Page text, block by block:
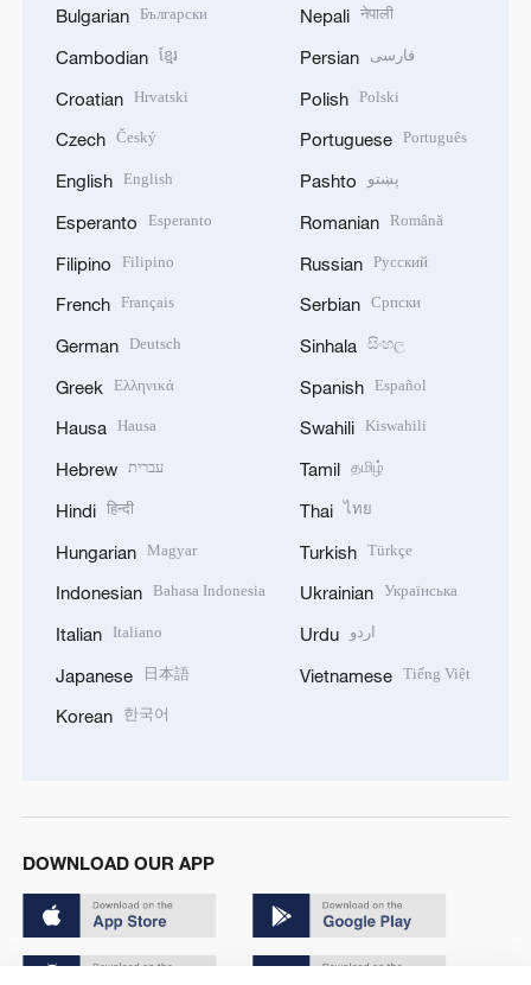
Bulgarian Български
Cambodian ខ្មែរ
Croatian Hrvatski
Czech Český
English English
Esperanto Esperanto
Filipino Filipino
French Français
German Deutsch
Greek Ελληνικά
Hausa Hausa
Hebrew עברית
Hindi हिन्दी
Hungarian Magyar
Indonesian Bahasa Indonesia
Italian Italiano
Japanese 日本語
Korean 한국어
Nepali नेपाली
Persian فارسی
Polish Polski
Portuguese Português
Pashto پښتو
Romanian Română
Russian Русский
Serbian Српски
Sinhala සිංහල
Spanish Español
Swahili Kiswahili
Tamil தமிழ்
Thai ไทย
Turkish Türkçe
Ukrainian Українська
Urdu اردو
Vietnamese Tiếng Việt
DOWNLOAD OUR APP